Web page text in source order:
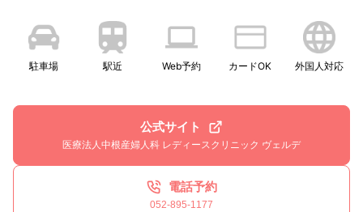
駐車場 駅近 Web予約 カードOK 外国人対応
公式サイト
医療法人中根産婦人科 レディースクリニック ヴェルデ
電話予約
052-895-1177